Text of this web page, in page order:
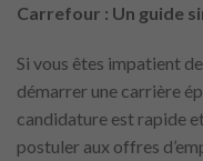
Carrefour : Un guide
Si vous êtes impatient
démarrer une carrière
candidature est rapide
postuler aux offres